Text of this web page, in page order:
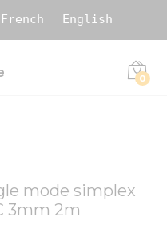
French English
0
mode simplex
3mm 2m